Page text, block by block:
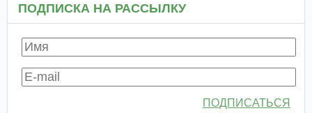
ПОДПИСКА НА РАССЫЛКУ
ПОДПИСАТЬСЯ